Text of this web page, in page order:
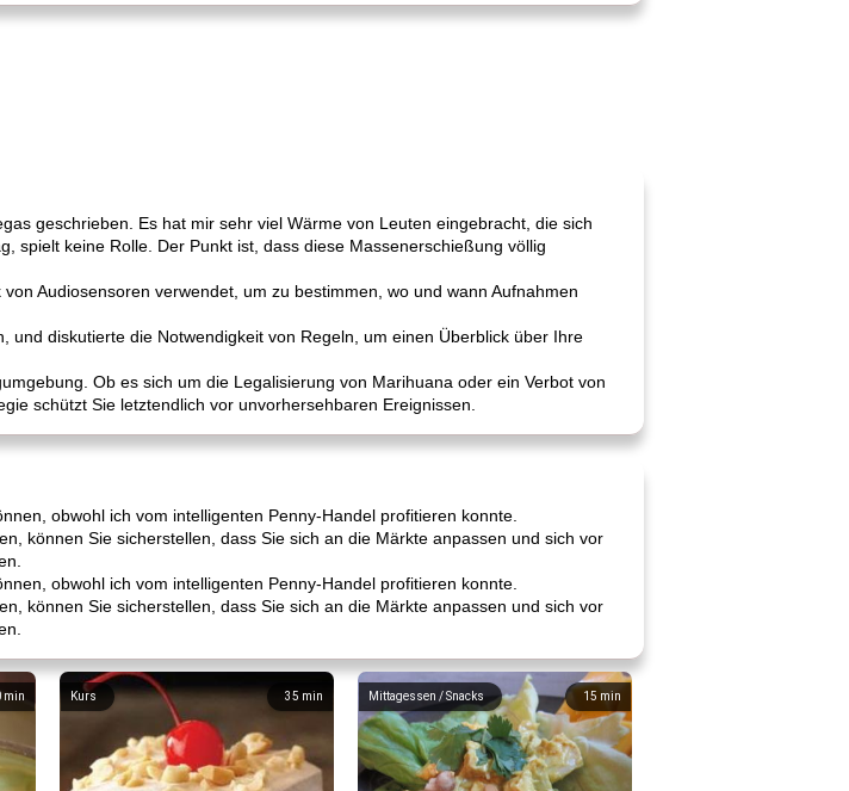
geschrieben. Es hat mir sehr viel Wärme von Leuten eingebracht, die sich
spielt keine Rolle. Der Punkt ist, dass diese Massenerschießung völlig
Audiosensoren verwendet, um zu bestimmen, wo und wann Aufnahmen
diskutierte die Notwendigkeit von Regeln, um einen Überblick über Ihre
Ob es sich um die Legalisierung von Marihuana oder ein Verbot von
schützt Sie letztendlich vor unvorhersehbaren Ereignissen.
obwohl ich vom intelligenten Penny-Handel profitieren konnte.
können Sie sicherstellen, dass Sie sich an die Märkte anpassen und sich vor
obwohl ich vom intelligenten Penny-Handel profitieren konnte.
können Sie sicherstellen, dass Sie sich an die Märkte anpassen und sich vor
min 35 min
Kurs 15 min
Mittagessen / Snacks